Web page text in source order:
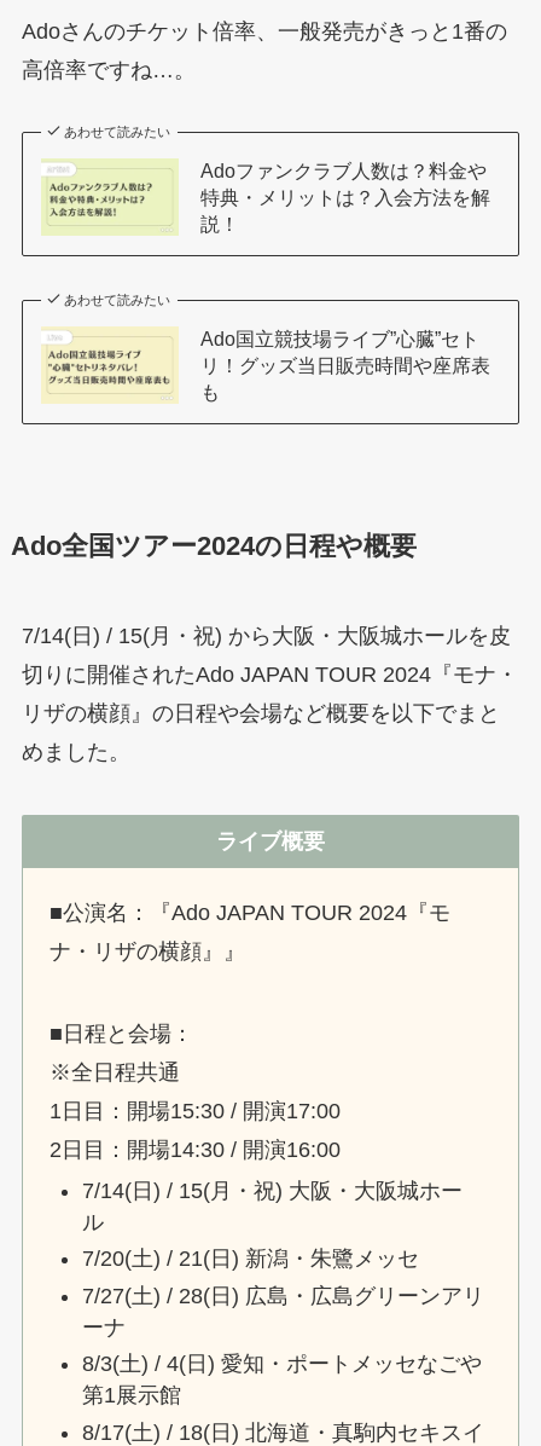
Adoさんのチケット倍率、一般発売がきっと1番の
高倍率ですね…。
あわせて読みたい
Adoファンクラブ人数は？料金や
特典・メリットは？入会方法を解
説！
あわせて読みたい
Ado国立競技場ライブ”心臓”セト
リ！グッズ当日販売時間や座席表
も
Ado全国ツアー2024の日程や概要
7/14(日) / 15(月・祝) から大阪・大阪城ホールを皮
切りに開催されたAdo JAPAN TOUR 2024『モナ・
リザの横顔』の日程や会場など概要を以下でまと
めました。
ライブ概要
■公演名：『Ado JAPAN TOUR 2024『モ
ナ・リザの横顔』』
■日程と会場：
※全日程共通
1日目：開場15:30 / 開演17:00
2日目：開場14:30 / 開演16:00
7/14(日) / 15(月・祝) 大阪・大阪城ホー
ル
7/20(土) / 21(日) 新潟・朱鷺メッセ
7/27(土) / 28(日) 広島・広島グリーンアリ
ーナ
8/3(土) / 4(日) 愛知・ポートメッセなごや
第1展示館
8/17(土) / 18(日) 北海道・真駒内セキスイ